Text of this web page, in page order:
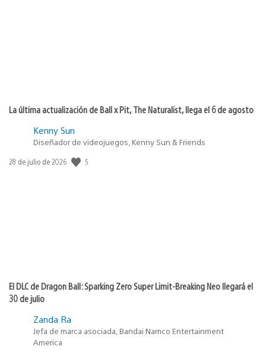
La última actualización de Ball x Pit, The Naturalist, llega el 6 de agosto
Kenny Sun
Diseñador de videojuegos, Kenny Sun & Friends
Fecha
28 de julio de 2026 5
El DLC de Dragon Ball: Sparking Zero Super Limit-Breaking Neo llegará el
30 de julio
Zanda Ra
Jefa de marca asociada, Bandai Namco Entertainment
America